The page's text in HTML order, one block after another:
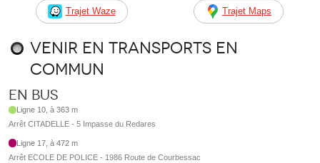
Trajet Waze Trajet Maps
Venir en transports en
commun
En bus
Ligne 10, à 363 m
Arrêt CITADELLE - 5 Impasse du Redares
Ligne 17, à 472 m
Arrêt ECOLE DE POLICE - 1986 Route de Courbessac